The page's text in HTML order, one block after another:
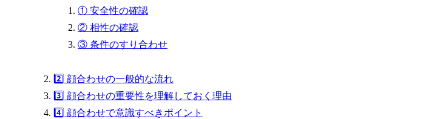
① 安全性の確認
② 相性の確認
③ 条件のすり合わせ
2️⃣ 顔合わせの一般的な流れ
3️⃣ 顔合わせの重要性を理解しておく理由
4️⃣ 顔合わせで意識すべきポイント